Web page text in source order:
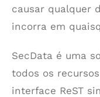
causar qualquer
incorra em
SecData é uma
todos os
interface ReST